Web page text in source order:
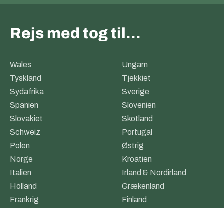
Rejs med tog til…
Wales
Ungarn
Tyskland
Tjekkiet
Sydafrika
Sverige
Spanien
Slovenien
Slovakiet
Skotland
Schweiz
Portugal
Polen
Østrig
Norge
Kroatien
Italien
Irland & Nordirland
Holland
Grækenland
Frankrig
Finland